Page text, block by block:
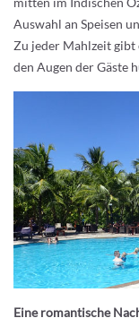
Auswahl an Speisen
Zu jeder Mahlzeit gibt
den Augen der Gäste
Eine romantische